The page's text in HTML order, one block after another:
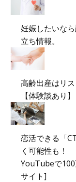
妊娠したいな
立ち情報。
高齢出産はリ
【体験談あり】
恋活できる「
く可能性も！
YouTubeで
サイト]